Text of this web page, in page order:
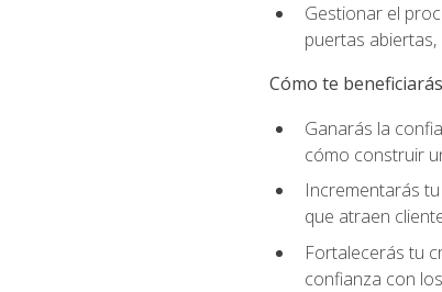
Gestionar el
puertas
Cómo te
Ganarás la
cómo construir
Incrementarás
que atraen
Fortalecerás tu
confianza con